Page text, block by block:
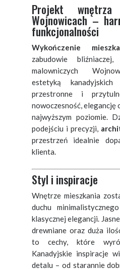
Projekt
Wojnowicach –
funkcjonalności
Wykończenie
zabudowie
malowniczych
estetyką
przestronne i
nowoczesność, elegancję
najwyższym poziomie.
podejściu i precyzji,
przestrzeń idealnie
klienta.
Styl i inspiracje
Wnętrze mieszkania
duchu
klasycznej elegancji.
drewniane oraz duża
to cechy, które
Kanadyjskie inspiracje
detalu – od starannie